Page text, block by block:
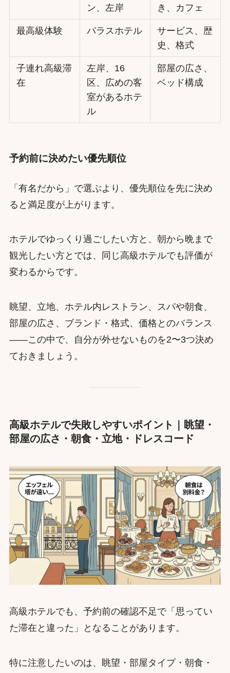
ン、左岸
き、カフェ
最高級体験 パラスホテル
サービス、歴
史、格式
子連れ高級滞
在
左岸、16
区、広めの客
室があるホテ
ル
部屋の広さ、
ベッド構成
予約前に決めたい優先順位
「有名だから」で選ぶより、優先順位を先に決め
ると満足度が上がります。
ホテルでゆっくり過ごしたい方と、朝から晩まで
観光したい方とでは、同じ高級ホテルでも評価が
変わるからです。
眺望、立地、ホテル内レストラン、スパや朝食、
部屋の広さ、ブランド・格式、価格とのバランス
——この中で、自分が外せないものを2〜3つ決め
ておきましょう。
高級ホテルで失敗しやすいポイント｜眺望・
部屋の広さ・朝食・立地・ドレスコード
高級ホテルでも、予約前の確認不足で「思ってい
た滞在と違った」となることがあります。
特に注意したいのは、眺望・部屋タイプ・朝食・